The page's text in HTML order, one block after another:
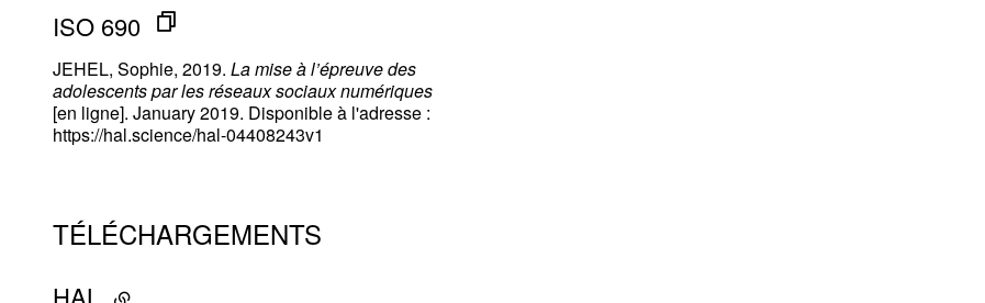
ISO 690
JEHEL, Sophie, 2019. La mise à l’épreuve des
adolescents par les réseaux sociaux numériques
[en ligne]. January 2019. Disponible à l'adresse :
https://hal.science/hal-04408243v1
TÉLÉCHARGEMENTS
HAL - lien externe